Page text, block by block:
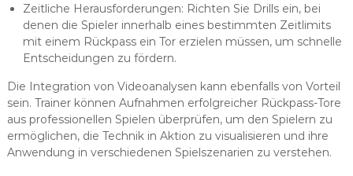
Zeitliche Herausforderungen: Richten Sie Drills ein, bei
denen die Spieler innerhalb eines bestimmten Zeitlimits
mit einem Rückpass ein Tor erzielen müssen, um schnelle
Entscheidungen zu fördern.
Die Integration von Videoanalysen kann ebenfalls von Vorteil
sein. Trainer können Aufnahmen erfolgreicher Rückpass-Tore
aus professionellen Spielen überprüfen, um den Spielern zu
ermöglichen, die Technik in Aktion zu visualisieren und ihre
Anwendung in verschiedenen Spielszenarien zu verstehen.